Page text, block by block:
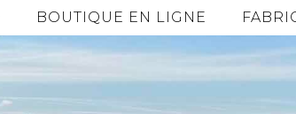
BOUTIQUE EN LIGNE